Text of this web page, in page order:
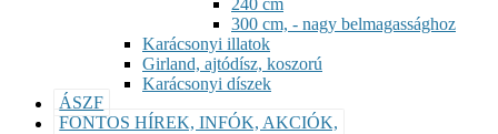
300 cm, - nagy belmagassághoz
Karácsonyi illatok
Girland, ajtódísz, koszorú
Karácsonyi díszek
ÁSZF
FONTOS HÍREK, INFÓK, AKCIÓK,